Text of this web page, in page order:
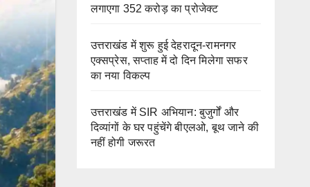
लगाएगा 352 करोड़ का प्रोजेक्ट
उत्तराखंड में शुरू हुई देहरादून-रामनगर
एक्सप्रेस, सप्ताह में दो दिन मिलेगा सफर
का नया विकल्प
उत्तराखंड में SIR अभियान: बुजुर्गों और
दिव्यांगों के घर पहुंचेंगे बीएलओ, बूथ जाने की
नहीं होगी जरूरत